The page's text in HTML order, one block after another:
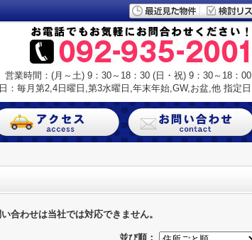
営業時間：(月～土) 9：30～18：30 (日・祝) 9：30～18：00
：毎月第2,4日曜日,第3水曜日,年末年始,GW,お盆,他 指定日
合わせは当社では対応できません。
並び順：